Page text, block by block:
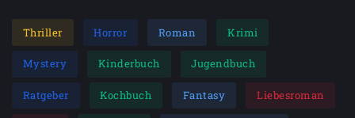
Thriller Horror Roman Krimi
Mystery Kinderbuch Jugendbuch
Ratgeber Kochbuch Fantasy Liebesroman